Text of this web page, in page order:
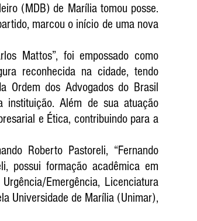
(MDB) de Marília tomou posse.
marcou o início de uma nova
Mattos”, foi empossado como
reconhecida na cidade, tendo
Ordem dos Advogados do Brasil
instituição. Além de sua atuação
e Ética, contribuindo para a
Roberto Pastoreli, “Fernando
possui formação acadêmica em
Emergência, Licenciatura
Universidade de Marília (Unimar),